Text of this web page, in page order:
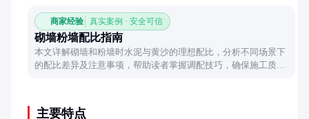
商家经验 真实案例 · 安全可信
砌墙粉墙配比指南
本文详解砌墙和粉墙时水泥与黄沙的理想配比，分析不同场景下
的配比差异及注意事项，帮助读者掌握调配技巧，确保施工质
主要特点